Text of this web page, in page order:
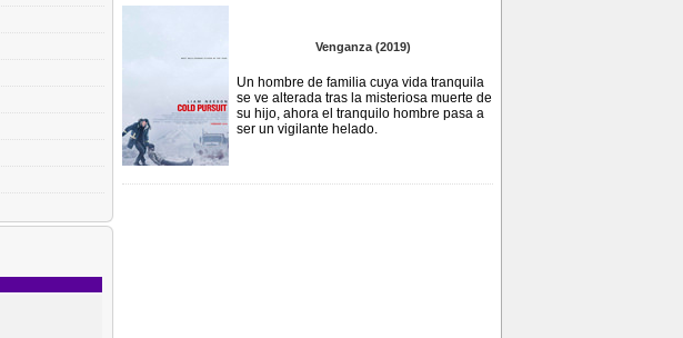
Venganza (2019)
Un hombre de familia cuya vida tranquila
se ve alterada tras la misteriosa muerte de
su hijo, ahora el tranquilo hombre pasa a
ser un vigilante helado.